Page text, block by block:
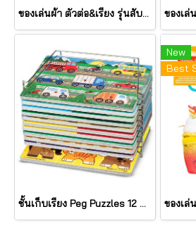
ของเล่นผ้า ตัวต่อ&เรียง รุ่นสับปะรด เขย่ามีเสียง Pineapple Stacker รุ่น 30743 ยี่ห้อ Melissa & Doug
ชั้นเก็บเรียง Peg Puzzles 12 แผ่น Wire Puzzle-Storage Rack รุ่น 1018 ยี่ห้อ Melissa & Doug (นำเข้า USA)
New
Best